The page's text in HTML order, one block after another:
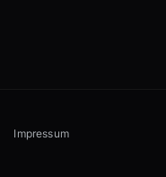
Impressum